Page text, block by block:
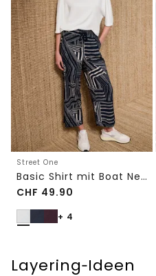
Street One
Basic Shirt mit Boat Neck und Elastikbund
CHF 49.90
+ 4
Layering‑Ideen